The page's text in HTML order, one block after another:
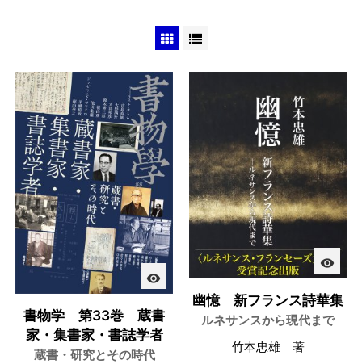
visibility
書物学 第33巻 蔵書
家・集書家・書誌学者
蔵書・研究とその時代
visibility
幽憶 新フランス詩華集
ルネサンスから現代まで
竹本忠雄 著